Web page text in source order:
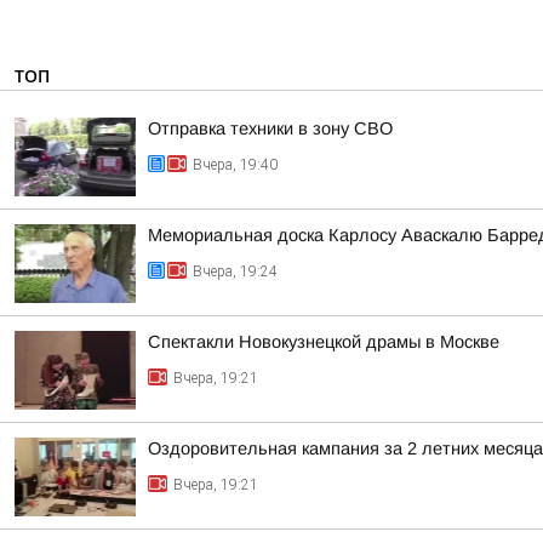
ТОП
Отправка техники в зону СВО
Вчера, 19:40
Мемориальная доска Карлосу Аваскалю
Вчера, 19:24
Спектакли Новокузнецкой драмы в Москве
Вчера, 19:21
Оздоровительная кампания за 2 летних месяца
Вчера, 19:21